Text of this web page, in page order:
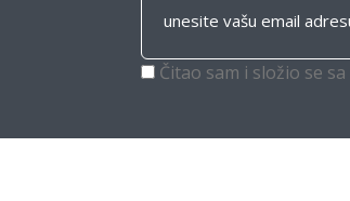
Čitao sam i složio se sa